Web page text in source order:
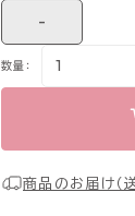
-
数量：
商品のお届け（